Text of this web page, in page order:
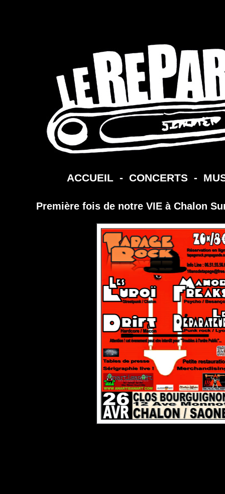
ACCUEIL- CONCERTS-
Première fois de notre VIE à Chalon